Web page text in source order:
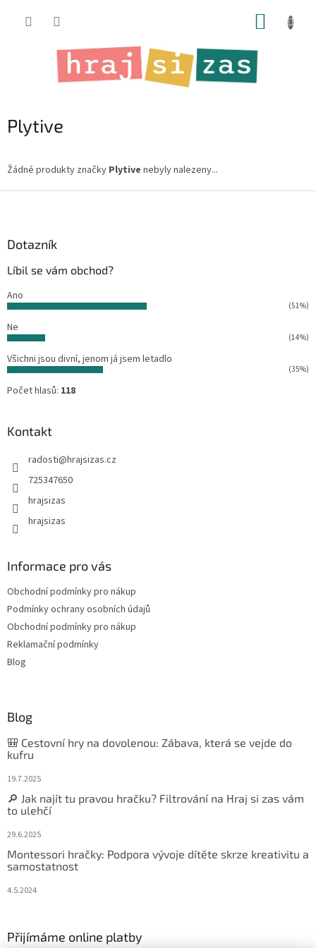
Plytive
Žádné produkty značky Plytive nebyly nalezeny...
Dotazník
Líbil se vám obchod?
Ano
(51%)
Ne
(14%)
Všichni jsou divní, jenom já jsem letadlo
(35%)
Počet hlasů: 118
Kontakt
radosti@hrajsizas.cz
725347650
hrajsizas
hrajsizas
Informace pro vás
Obchodní podmínky pro nákup
Podmínky ochrany osobních údajů
Obchodní podmínky pro nákup
Reklamační podmínky
Blog
Blog
🎒 Cestovní hry na dovolenou: Zábava, která se vejde do
kufru
19.7.2025
🔎 Jak najít tu pravou hračku? Filtrování na Hraj si zas vám
to ulehčí
29.6.2025
Montessori hračky: Podpora vývoje dítěte skrze kreativitu a
samostatnost
4.5.2024
Přijímáme online platby